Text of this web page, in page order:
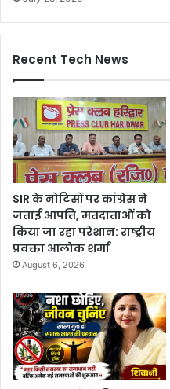
Recent Tech News
SIR के नोटिसों पर कांग्रेस ने
जताई आपत्ति, मतदाताओं को
किया जा रहा परेशान: राष्ट्रीय
प्रवक्ता आलोक शर्मा
August 6, 2026